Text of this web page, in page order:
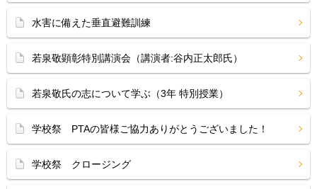
水害に備えた垂直避難訓練
若泉敬顕彰特別講演会（講演者:谷内正太郎氏）
若泉敬氏の志について学ぶ（3年 特別授業）
学校祭 PTAの皆様ご協力ありがとうございました！
学校祭 クロージング